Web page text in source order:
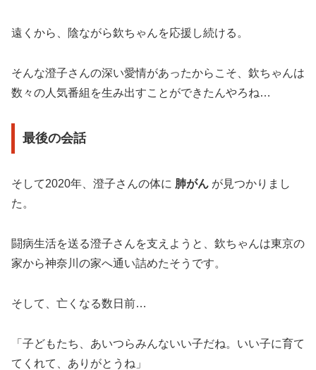
遠くから、陰ながら欽ちゃんを応援し続ける。
そんな澄子さんの深い愛情があったからこそ、欽ちゃんは
数々の人気番組を生み出すことができたんやろね…
最後の会話
そして2020年、澄子さんの体に 肺がん が見つかりまし
た。
闘病生活を送る澄子さんを支えようと、欽ちゃんは東京の
家から神奈川の家へ通い詰めたそうです。
そして、亡くなる数日前…
「子どもたち、あいつらみんないい子だね。いい子に育て
てくれて、ありがとうね」